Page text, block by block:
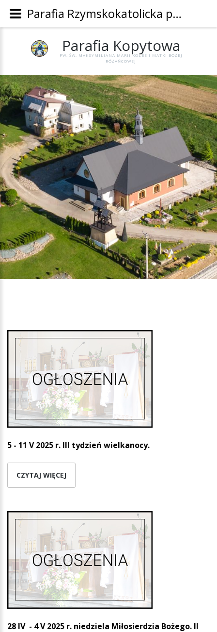
Parafia Kopytowa
PW. ŚW. MAKSYMILIANA MARII KOLBE I MATKI BOŻEJ
RÓŻAŃCOWEJ
5 - 11 V 2025 r. III tydzień wielkanocy.
CZYTAJ WIĘCEJ
28 IV - 4 V 2025 r. niedziela Miłosierdzia Bożego. II
Parafia Rzymskokatolicka pw. Św. Maksymiliana Marii Kolbe i Matki Bożej Różańcowej w Kopytowej - Parafia Kopytowa